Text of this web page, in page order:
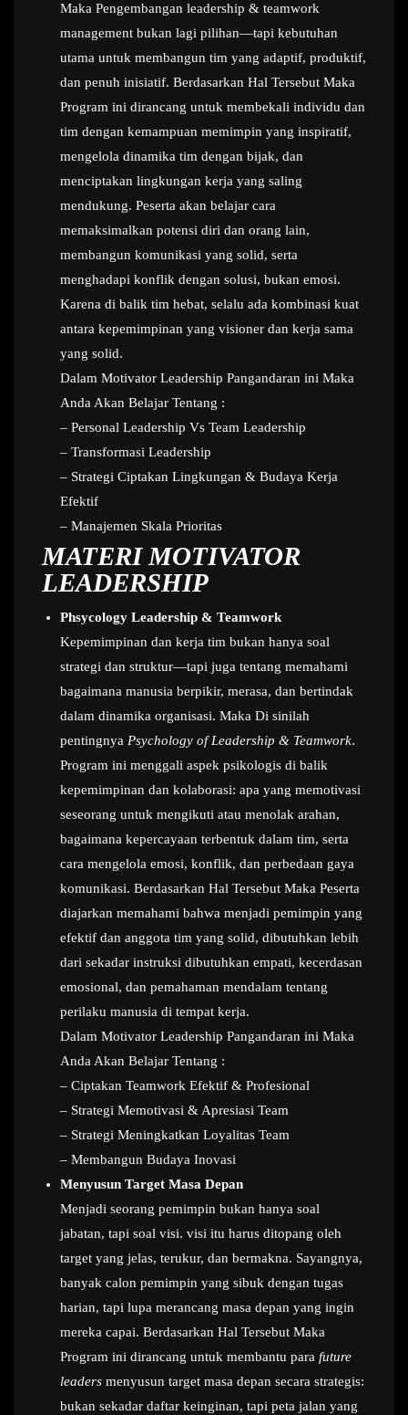
Maka Pengembangan leadership & teamwork
management bukan lagi pilihan—tapi kebutuhan
utama untuk membangun tim yang adaptif, produktif,
dan penuh inisiatif. Berdasarkan Hal Tersebut Maka
Program ini dirancang untuk membekali individu dan
tim dengan kemampuan memimpin yang inspiratif,
mengelola dinamika tim dengan bijak, dan
menciptakan lingkungan kerja yang saling
mendukung. Peserta akan belajar cara
memaksimalkan potensi diri dan orang lain,
membangun komunikasi yang solid, serta
menghadapi konflik dengan solusi, bukan emosi.
Karena di balik tim hebat, selalu ada kombinasi kuat
antara kepemimpinan yang visioner dan kerja sama
yang solid.
Dalam Motivator Leadership Pangandaran ini Maka
Anda Akan Belajar Tentang :
– Personal Leadership Vs Team Leadership
– Transformasi Leadership
– Strategi Ciptakan Lingkungan & Budaya Kerja
Efektif
– Manajemen Skala Prioritas
MATERI MOTIVATOR
LEADERSHIP
Phsycology Leadership & Teamwork
Kepemimpinan dan kerja tim bukan hanya soal
strategi dan struktur—tapi juga tentang memahami
bagaimana manusia berpikir, merasa, dan bertindak
dalam dinamika organisasi. Maka Di sinilah
pentingnya Psychology of Leadership & Teamwork.
Program ini menggali aspek psikologis di balik
kepemimpinan dan kolaborasi: apa yang memotivasi
seseorang untuk mengikuti atau menolak arahan,
bagaimana kepercayaan terbentuk dalam tim, serta
cara mengelola emosi, konflik, dan perbedaan gaya
komunikasi. Berdasarkan Hal Tersebut Maka Peserta
diajarkan memahami bahwa menjadi pemimpin yang
efektif dan anggota tim yang solid, dibutuhkan lebih
dari sekadar instruksi dibutuhkan empati, kecerdasan
emosional, dan pemahaman mendalam tentang
perilaku manusia di tempat kerja.
Dalam Motivator Leadership Pangandaran ini Maka
Anda Akan Belajar Tentang :
– Ciptakan Teamwork Efektif & Profesional
– Strategi Memotivasi & Apresiasi Team
– Strategi Meningkatkan Loyalitas Team
– Membangun Budaya Inovasi
Menyusun Target Masa Depan
Menjadi seorang pemimpin bukan hanya soal
jabatan, tapi soal visi. visi itu harus ditopang oleh
target yang jelas, terukur, dan bermakna. Sayangnya,
banyak calon pemimpin yang sibuk dengan tugas
harian, tapi lupa merancang masa depan yang ingin
mereka capai. Berdasarkan Hal Tersebut Maka
Program ini dirancang untuk membantu para future
leaders menyusun target masa depan secara strategis:
bukan sekadar daftar keinginan, tapi peta jalan yang